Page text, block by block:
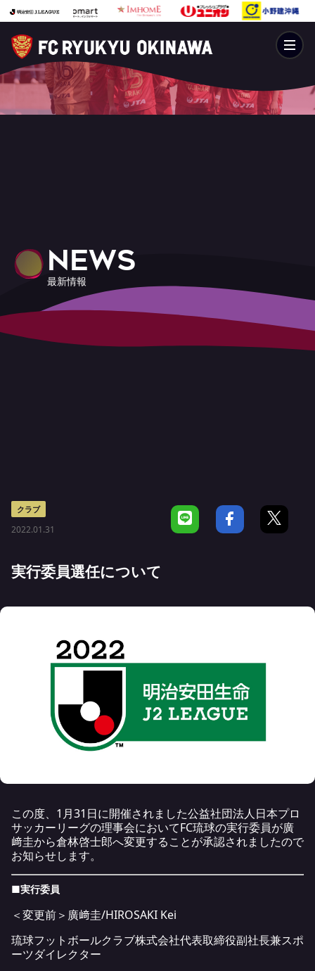
NEWS
最新情報
クラブ
2022.01.31
実行委員選任について
この度、1月31日に開催されました公益社団法人日本プロ
サッカーリーグの理事会においてFC琉球の実行委員が廣
﨑圭から倉林啓士郎へ変更することが承認されましたので
お知らせします。
■実行委員
＜変更前＞廣﨑圭/HIROSAKI Kei
琉球フットボールクラブ株式会社代表取締役副社長兼スポ
ーツダイレクター